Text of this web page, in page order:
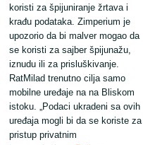
koristi za špijuniranje žrtava i
krađu podataka. Zimperium je
upozorio da bi malver mogao da
se koristi za sajber špijunažu,
iznudu ili za prisluškivanje.
RatMilad trenutno cilja samo
mobilne uređaje na na Bliskom
istoku. „Podaci ukradeni sa ovih
uređaja mogli bi da se koriste za
pristup privatnim